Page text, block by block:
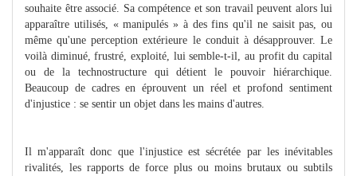
souhaite être associé. Sa compétence et son travail peuvent alors lui
apparaître utilisés, « manipulés » à des fins qu'il ne saisit pas, ou
même qu'une perception extérieure le conduit à désapprouver. Le
voilà diminué, frustré, exploité, lui semble-t-il, au profit du capital
ou de la technostructure qui détient le pouvoir hiérarchique.
Beaucoup de cadres en éprouvent un réel et profond sentiment
d'injustice : se sentir un objet dans les mains d'autres.
Il m'apparaît donc que l'injustice est sécrétée par les inévitables
rivalités, les rapports de force plus ou moins brutaux ou subtils